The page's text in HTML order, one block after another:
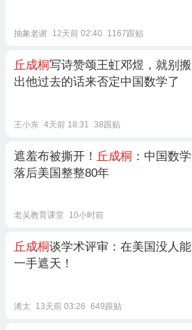
抽象老谢 12天前 02:40 1167跟贴
丘成桐写诗赞颂王虹邓煜，就别搬
出他过去的话来否定中国数学了
王小东 4天前 18:31 38跟贴
遮羞布被撕开！ 丘成桐 ：中国数学
落后美国整整80年
老吴教育课堂 10小时前
丘成桐谈学术评审：在美国没人能
一手遮天！
淆太 13天前 03:26 649跟贴